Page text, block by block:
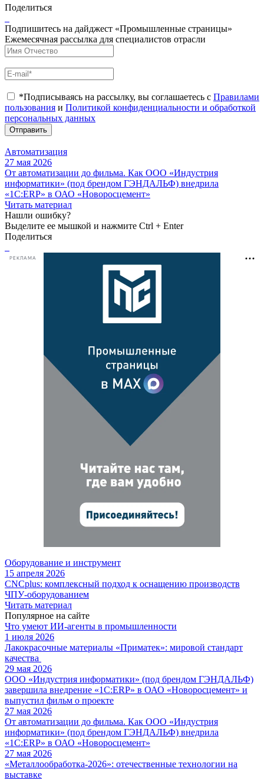
Поделиться
Подпишитесь на дайджест «Промышленные страницы»
Ежемесячная рассылка для специалистов отрасли
*Подписываясь на рассылку, вы соглашаетесь с Правилами
пользования и Политикой конфиденциальности и обработкой
персональных данных
Отправить
Автоматизация
27 мая 2026
От автоматизации до фильма. Как ООО «Индустрия
информатики» (под брендом ГЭНДАЛЬФ) внедрила
«1С:ERP» в ОАО «Новоросцемент»
Читать материал
Нашли ошибку?
Выделите ее мышкой и нажмите Ctrl + Enter
Поделиться
РЕКЛАМА
Оборудование и инструмент
15 апреля 2026
CNCplus: комплексный подход к оснащению производств
ЧПУ-оборудованием
Читать материал
Популярное на сайте
Что умеют ИИ-агенты в промышленности
1 июля 2026
Лакокрасочные материалы «Приматек»: мировой стандарт
качества
29 мая 2026
ООО «Индустрия информатики» (под брендом ГЭНДАЛЬФ)
завершила внедрение «1С:ERP» в ОАО «Новоросцемент» и
выпустил фильм о проекте
27 мая 2026
От автоматизации до фильма. Как ООО «Индустрия
информатики» (под брендом ГЭНДАЛЬФ) внедрила
«1С:ERP» в ОАО «Новоросцемент»
27 мая 2026
«Металлообработка-2026»: отечественные технологии на
выставке